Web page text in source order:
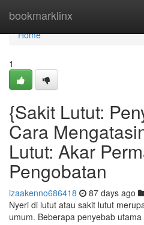
bookmarklinx
Home
Home
1
{Sakit Lutut:
Cara
Lutut: Akar
Pengobatan
izaakenno686418 87 days ago
Nyeri di lutut atau sakit lutut
umum. Beberapa penyebab